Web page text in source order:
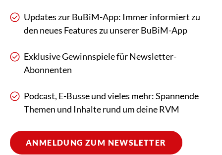
Updates zur BuBiM-App: Immer informiert zu
den neues Features zu unserer BuBiM-App
Exklusive Gewinnspiele für Newsletter-
Abonnenten
Podcast, E-Busse und vieles mehr: Spannende
Themen und Inhalte rund um deine RVM
ANMELDUNG ZUM NEWSLETTER